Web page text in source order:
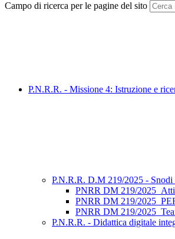
Campo di ricerca per le pagine del sito
P.N.R.R. - Missione 4: Istruzione e
P.N.R.R. D.M 219/2025 - Snodi
PNRR DM 219/
PNRR DM 219/
PNRR DM 219/
P.N.R.R. - Didattica digitale